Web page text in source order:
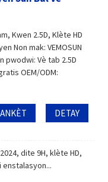
Kwen 2.5D, Klète HD
Non mak: VEMOSUN
pwodwi: Vè tab 2.5D
OEM/ODM:
ANKÈT DETAY